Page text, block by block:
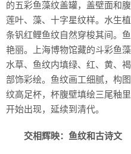
的五彩鱼藻纹盖罐，盖壁面和
莲叶、藻、十字星纹样。水生
条钒红鲤鱼纹自然穿梭其间。
艳丽。上海博物馆藏的斗彩鱼
水草、鱼纹内填绿、红、黄、
部饰彩绘。鱼纹画工细腻，构
纹高足杯，杯腹壁填绘三尾釉
开始出现，延续到清代。
交相辉映：鱼纹和古诗文